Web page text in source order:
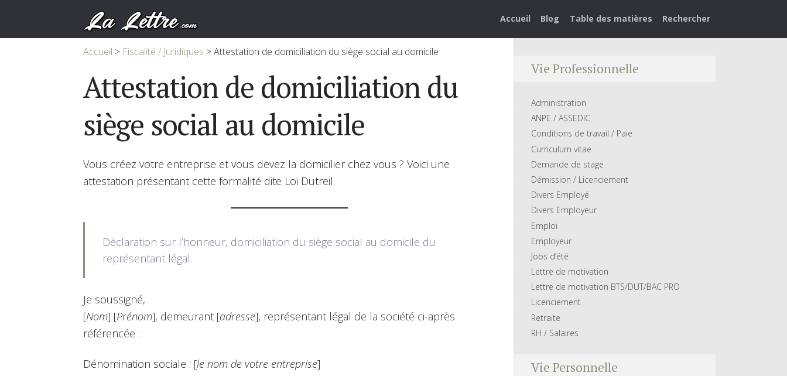
Accueil Blog Table des matières Rechercher
Accueil > Fiscalité / Juridiques >Attestation de domiciliation du siège social au domicile
Attestation de domiciliation du
siège social au domicile
Vous créez votre entreprise et vous devez la domicilier chez vous ? Voici une
attestation présentant cette formalité dite Loi Dutreil.
Déclaration sur l’honneur, domiciliation du siège social au domicile du
représentant légal.
Je soussigné,
[Nom] [Prénom], demeurant [adresse], représentant légal de la société ci-après
référencée :
Dénomination sociale : [le nom de votre entreprise]
Vie Professionnelle
Administration
ANPE / ASSEDIC
Conditions de travail / Paie
Curriculum vitae
Demande de stage
Démission / Licenciement
Divers Employé
Divers Employeur
Emploi
Employeur
Jobs d’été
Lettre de motivation
Lettre de motivation BTS/DUT/BAC PRO
Licenciement
Retraite
RH / Salaires
Vie Personnelle